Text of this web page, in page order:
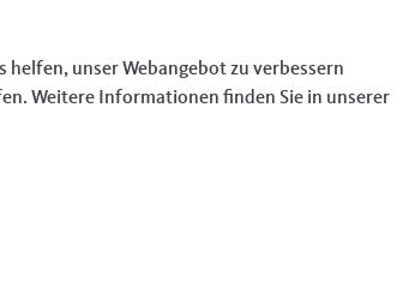
unser Webangebot zu verbessern
Weitere Informationen finden Sie in unserer